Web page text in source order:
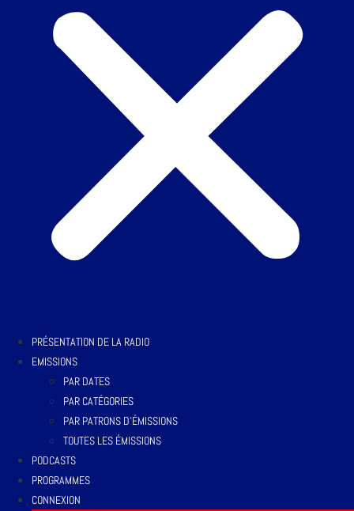
PRÉSENTATION DE LA RADIO
EMISSIONS
PAR DATES
PAR CATÉGORIES
PAR PATRONS D’ÉMISSIONS
TOUTES LES ÉMISSIONS
PODCASTS
PROGRAMMES
CONNEXION